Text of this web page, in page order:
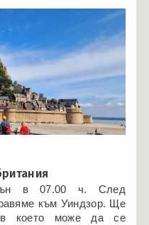
в 07.00 ч. След
към Уиндзор. Ще
в което може да се